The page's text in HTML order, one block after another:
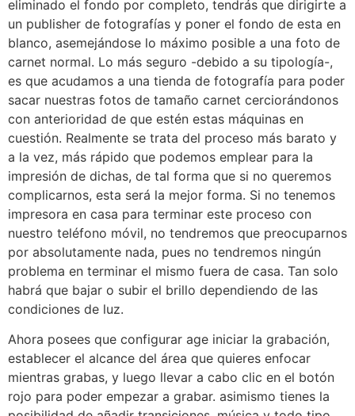
eliminado el fondo por completo, tendrás que dirigirte a
un publisher de fotografías y poner el fondo de esta en
blanco, asemejándose lo máximo posible a una foto de
carnet normal. Lo más seguro -debido a su tipología-,
es que acudamos a una tienda de fotografía para poder
sacar nuestras fotos de tamaño carnet cerciorándonos
con anterioridad de que estén estas máquinas en
cuestión. Realmente se trata del proceso más barato y
a la vez, más rápido que podemos emplear para la
impresión de dichas, de tal forma que si no queremos
complicarnos, esta será la mejor forma. Si no tenemos
impresora en casa para terminar este proceso con
nuestro teléfono móvil, no tendremos que preocuparnos
por absolutamente nada, pues no tendremos ningún
problema en terminar el mismo fuera de casa. Tan solo
habrá que bajar o subir el brillo dependiendo de las
condiciones de luz.
Ahora posees que configurar age iniciar la grabación,
establecer el alcance del área que quieres enfocar
mientras grabas, y luego llevar a cabo clic en el botón
rojo para poder empezar a grabar. asimismo tienes la